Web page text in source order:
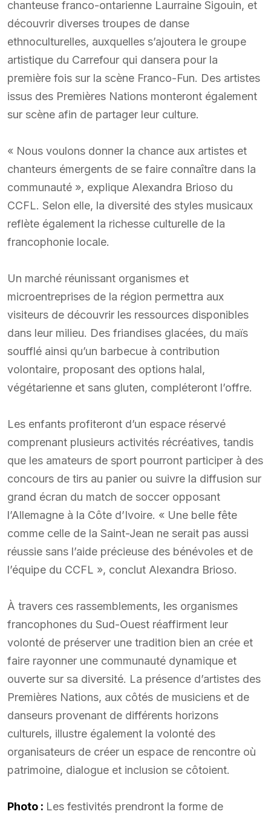
chanteuse franco-ontarienne Laurraine Sigouin, et
découvrir diverses troupes de danse
ethnoculturelles, auxquelles s’ajoutera le groupe
artistique du Carrefour qui dansera pour la
première fois sur la scène Franco-Fun. Des artistes
issus des Premières Nations monteront également
sur scène afin de partager leur culture.
« Nous voulons donner la chance aux artistes et
chanteurs émergents de se faire connaître dans la
communauté », explique Alexandra Brioso du
CCFL. Selon elle, la diversité des styles musicaux
reflète également la richesse culturelle de la
francophonie locale.
Un marché réunissant organismes et
microentreprises de la région permettra aux
visiteurs de découvrir les ressources disponibles
dans leur milieu. Des friandises glacées, du maïs
soufflé ainsi qu’un barbecue à contribution
volontaire, proposant des options halal,
végétarienne et sans gluten, compléteront l’offre.
Les enfants profiteront d’un espace réservé
comprenant plusieurs activités récréatives, tandis
que les amateurs de sport pourront participer à des
concours de tirs au panier ou suivre la diffusion sur
grand écran du match de soccer opposant
l’Allemagne à la Côte d’Ivoire. « Une belle fête
comme celle de la Saint-Jean ne serait pas aussi
réussie sans l’aide précieuse des bénévoles et de
l’équipe du CCFL », conclut Alexandra Brioso.
À travers ces rassemblements, les organismes
francophones du Sud-Ouest réaffirment leur
volonté de préserver une tradition bien an crée et
faire rayonner une communauté dynamique et
ouverte sur sa diversité. La présence d’artistes des
Premières Nations, aux côtés de musiciens et de
danseurs provenant de différents horizons
culturels, illustre également la volonté des
organisateurs de créer un espace de rencontre où
patrimoine, dialogue et inclusion se côtoient.
Photo : Les festivités prendront la forme de